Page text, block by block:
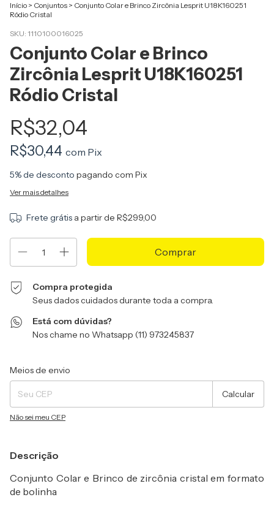
Início > Conjuntos > Conjunto Colar e Brinco Zircônia Lesprit U18K160251
Ródio Cristal
SKU: 1110100016025
Conjunto Colar e Brinco
Zircônia Lesprit U18K160251
Ródio Cristal
R$32,04
R$30,44 com Pix
5% de desconto pagando com Pix
Ver mais detalhes
Frete grátis a partir de R$299,00
Compra protegida
Seus dados cuidados durante toda a compra.
Está com dúvidas?
Nos chame no Whatsapp (11) 973245837
Entregas para o CEP:
Meios de envio
Calcular
Não sei meu CEP
Descrição
Conjunto Colar e Brinco de zircônia cristal em formato
de bolinha